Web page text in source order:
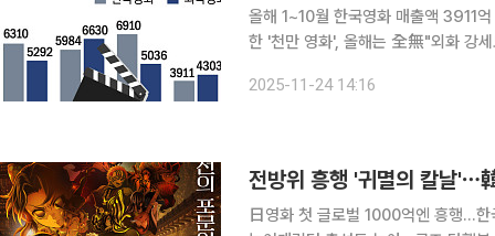
올해 1~10월 한국영화 매출액
한 '천만 영화', 올해는 全無"외화 강세도 있지만, 한
오피스 정상을 차지했지만, 올해는 '천
2025-11-24 14:16
전방위 흥행 '귀멸의 칼날'⋯
日영화 첫 글로벌 1000억엔 흥행...